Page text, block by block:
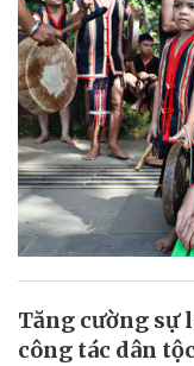
Tăng cường sự
công tác dân tộc